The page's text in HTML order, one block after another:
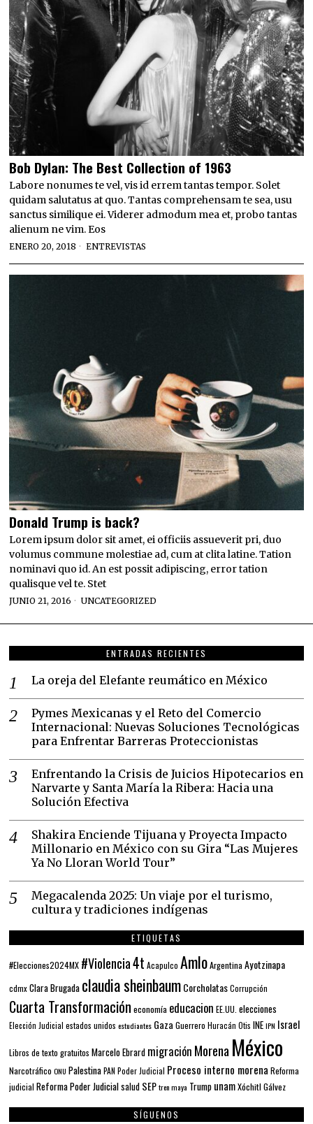
Bob Dylan: The Best Collection of 1963
Labore nonumes te vel, vis id errem tantas tempor. Solet
quidam salutatus at quo. Tantas comprehensam te sea, usu
sanctus similique ei. Viderer admodum mea et, probo tantas
alienum ne vim. Eos
ENERO 20, 2018 ENTREVISTAS
Donald Trump is back?
Lorem ipsum dolor sit amet, ei officiis assueverit pri, duo
volumus commune molestiae ad, cum at clita latine. Tation
nominavi quo id. An est possit adipiscing, error tation
qualisque vel te. Stet
JUNIO 21, 2016 UNCATEGORIZED
ENTRADAS RECIENTES
La oreja del Elefante reumático en México
Pymes Mexicanas y el Reto del Comercio
Internacional: Nuevas Soluciones Tecnológicas
para Enfrentar Barreras Proteccionistas
Enfrentando la Crisis de Juicios Hipotecarios en
Narvarte y Santa María la Ribera: Hacia una
Solución Efectiva
Shakira Enciende Tijuana y Proyecta Impacto
Millonario en México con su Gira “Las Mujeres
Ya No Lloran World Tour”
Megacalenda 2025: Un viaje por el turismo,
cultura y tradiciones indígenas
ETIQUETAS
#Elecciones2024MX #Violencia4t Acapulco AmloArgentinaAyotzinapa
cdmx Clara Brugada claudia sheinbaumCorcholatas Corrupción
Cuarta Transformación economía educacion EE.UU. elecciones
Elección Judicial estados unidos estudiantes Gaza Guerrero Huracán Otis INE IPN Israel
Libros de texto gratuitos Marcelo Ebrard migración Morena México
Narcotráfico ONU Palestina PAN Poder Judicial Proceso interno morena Reforma
judicial Reforma Poder Judicialsalud SEP tren maya Trump unamXóchitl Gálvez
SÍGUENOS